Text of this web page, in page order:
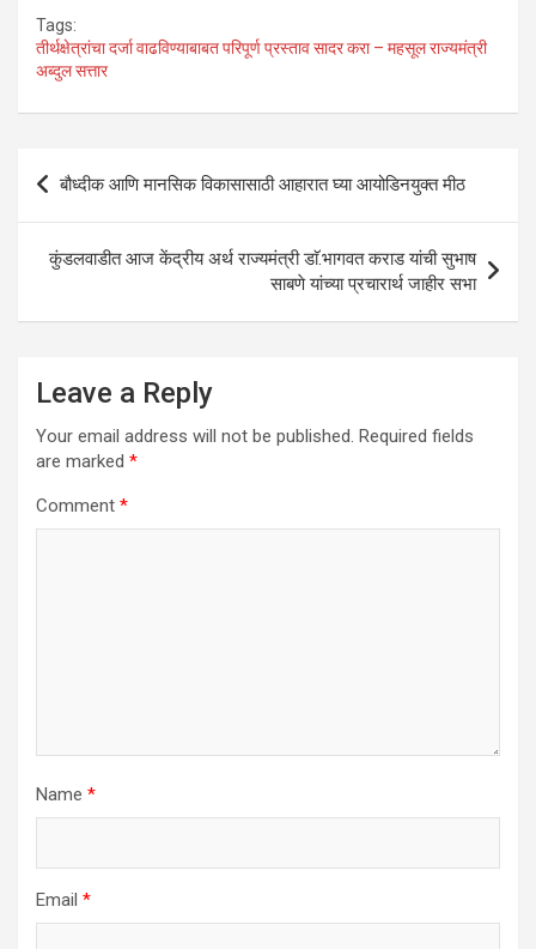
at
s
A
p
ce
o
k
tt ke
n
ail ar
Tags:
तीर्थक्षेत्रांचा दर्जा वाढविण्याबाबत परिपूर्ण प्रस्ताव सादर करा – महसूल राज्यमंत्री
अब्दुल सत्तार
Post
navigation
बौध्दीक आणि मानसिक विकासासाठी आहारात घ्या आयोडिनयुक्त मीठ
कुंडलवाडीत आज केंद्रीय अर्थ राज्यमंत्री डाॅ.भागवत कराड यांची सुभाष
साबणे यांच्या प्रचारार्थ जाहीर सभा
Leave a Reply
Your email address will not be published. Required fields
are marked *
Comment *
Name *
Email *